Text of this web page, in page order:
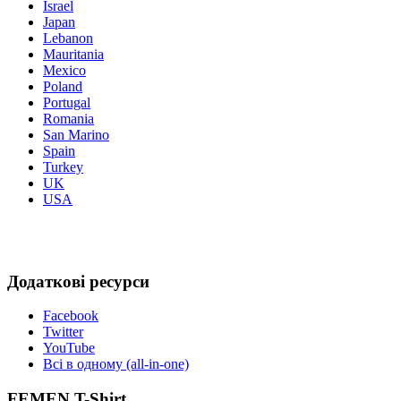
Israel
Japan
Lebanon
Mauritania
Mexico
Poland
Portugal
Romania
San Marino
Spain
Turkey
UK
USA
Додаткові ресурси
Facebook
Twitter
YouTube
Всі в одному (all-in-one)